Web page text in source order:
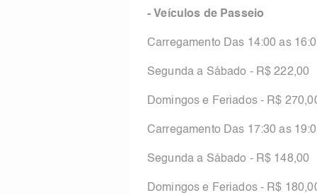
- Veículos de Passeio
Carregamento Das 14:00 as
Segunda a Sábado - R$ 222,00
Domingos e Feriados - R$
Carregamento Das 17:30 as
Segunda a Sábado - R$ 148,00
Domingos e Feriados - R$